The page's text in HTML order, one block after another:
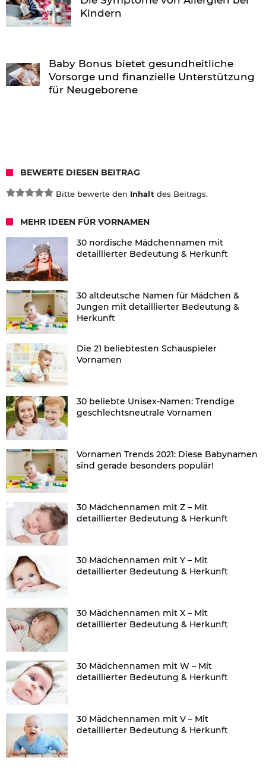
Kindern
Baby Bonus bietet gesundheitliche
Vorsorge und finanzielle Unterstützung
für Neugeborene
BEWERTE DIESEN BEITRAG
Bitte bewerte den Inhalt des Beitrags.
MEHR IDEEN FÜR VORNAMEN
30 nordische Mädchennamen mit
detaillierter Bedeutung & Herkunft
30 altdeutsche Namen für Mädchen &
Jungen mit detaillierter Bedeutung &
Herkunft
Die 21 beliebtesten Schauspieler
Vornamen
30 beliebte Unisex-Namen: Trendige
geschlechtsneutrale Vornamen
Vornamen Trends 2021: Diese Babynamen
sind gerade besonders populär!
30 Mädchennamen mit Z – Mit
detaillierter Bedeutung & Herkunft
30 Mädchennamen mit Y – Mit
detaillierter Bedeutung & Herkunft
30 Mädchennamen mit X – Mit
detaillierter Bedeutung & Herkunft
30 Mädchennamen mit W – Mit
detaillierter Bedeutung & Herkunft
30 Mädchennamen mit V – Mit
detaillierter Bedeutung & Herkunft